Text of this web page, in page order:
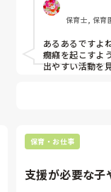
でしょうか？
食事も全て、保
手洗いも蛇口を
を洗ってあげる。
ここまでしたら、
【靴下片方ずつ，
結局、やらずに終
こちらがやらない
保育士, 保育
あるあるですよ
癇癪を起こすよ
出やすい活動を
保育・お仕事
支援が必要な子